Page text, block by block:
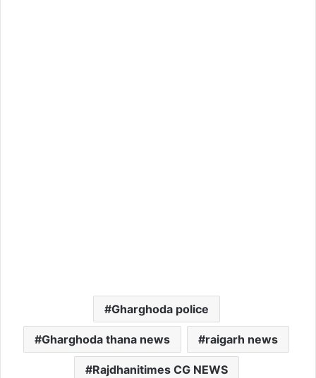
Gharghoda police
Gharghoda thana news raigarh news
Rajdhanitimes CG NEWS